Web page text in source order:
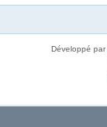
Développé par